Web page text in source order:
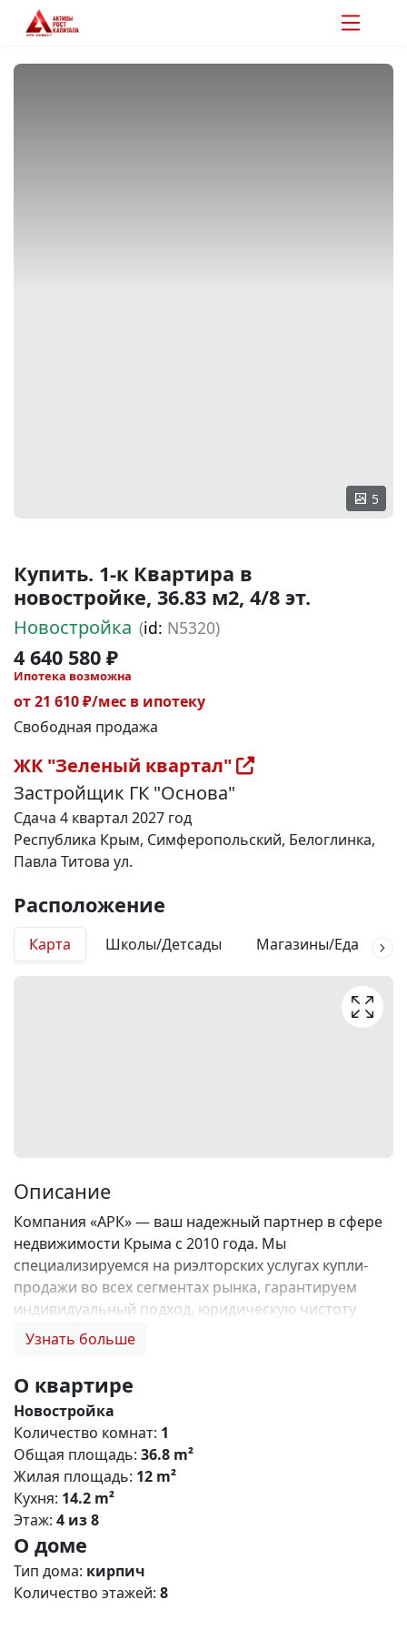
5
Купить. 1-к Квартира в
новостройке, 36.83 м2, 4/8 эт.
Новостройка (id: N5320)
4 640 580 ₽
Ипотека возможна
от 21 610 ₽/мес в ипотеку
Свободная продажа
ЖК "Зеленый квартал"
Застройщик ГК "Основа"
Сдача 4 квартал 2027 год
Республика Крым, Симферопольский, Белоглинка,
Павла Титова ул.
Расположение
Карта Школы/Детсады Магазины/Еда
Описание
Компания «АРК» — ваш надежный партнер в сфере
недвижимости Крыма с 2010 года. Мы
специализируемся на риэлторских услугах купли-
продажи во всех сегментах рынка, гарантируем
индивидуальный подход, юридическую чистоту
объектов и безопасность сделок. Самое ценное для
нас, Вы получаете: 1. 0% комиссии и оформление
ипотеки бесплатно; 2. Покупку недвижимости по
цене застройщика + акции, бонусы, подарки; 3.
Экспертное мнение о каждом застройщике. Ваши
интересы — наш приоритет! 4. Профессиональную
поддержку на всех этапах сделки до получения
ключей; 5. Фейерверк подарков🎁 🎁 🎁! Купи с
нами и выбери свой ПОДАРОК! Жилой комплекс
«Зелёный квартал» (Симферополь) Общая
концепция «Зелёный квартал» — современный
жилой комплекс комфорт‑класса, сочетающий
Узнать больше
О квартире
Новостройка
Количество комнат: 1
Общая площадь: 36.8 m²
Жилая площадь: 12 m²
Кухня: 14.2 m²
Этаж: 4 из 8
О доме
Тип дома: кирпич
Количество этажей: 8